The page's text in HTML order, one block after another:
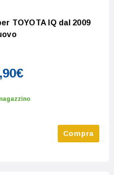
TOYOTA IQ dal 2009
Compra